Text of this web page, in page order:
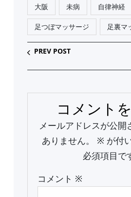
大阪 未病 自律神経
足つぼマッサージ 足裏マ
PREV POST
コメント
メールアドレスが公開
ありません。
※ が付
必須項目で
コメント ※